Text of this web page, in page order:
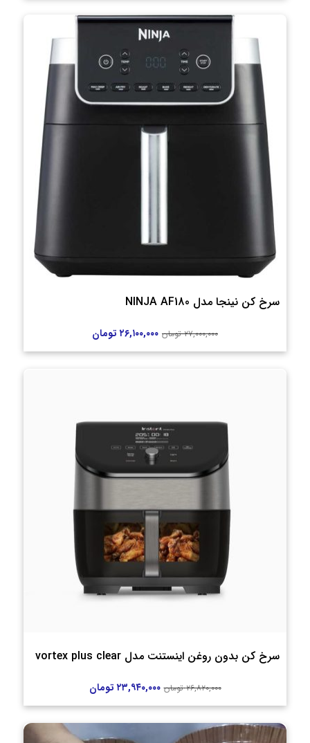
سرخ کن نینجا مدل NINJA AF180
۲۷,۰۰۰,۰۰۰ تومان ۲۶,۱۰۰,۰۰۰ تومان
سرخ کن بدون روغن اینستنت مدل vortex plus clear
۲۶,۸۲۰,۰۰۰ تومان ۲۳,۹۴۰,۰۰۰ تومان